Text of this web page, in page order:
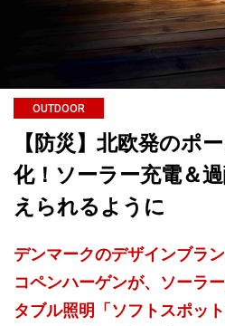
OUTDOOR
【防災】北欧発のポ
化！ソーラー充電＆
えられるように
デンマークのデザインブラ
コペンハーゲンが、ソーラ
タブル照明「ソフトスポッ